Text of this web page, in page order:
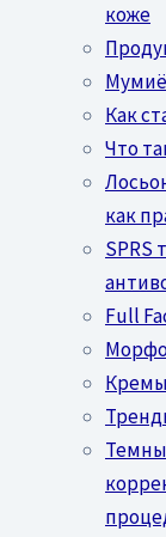
коже
Как
Что
как
SPRS
Full